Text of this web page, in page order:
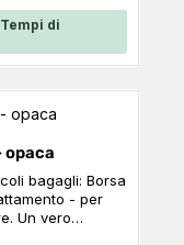
conta nei tour
Qui troverà
attrezzi o
di
opaca
bagagli: Borsa
- per
Un vero